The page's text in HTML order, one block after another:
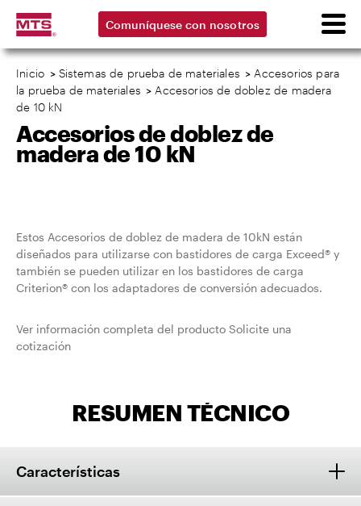
Comuníquese con nosotros
Inicio > Sistemas de prueba de materiales > Accesorios para
la prueba de materiales > Accesorios de doblez de madera
de 10 kN
Accesorios de doblez de
madera de 10 kN
Estos Accesorios de doblez de madera de 10kN están
diseñados para utilizarse con bastidores de carga Exceed® y
también se pueden utilizar en los bastidores de carga
Criterion® con los adaptadores de conversión adecuados.
Ver información completa del producto Solicite una
cotización
RESUMEN TÉCNICO
Características